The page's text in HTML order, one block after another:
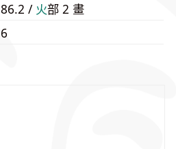
86.2 / ⽕部 2 畫
6